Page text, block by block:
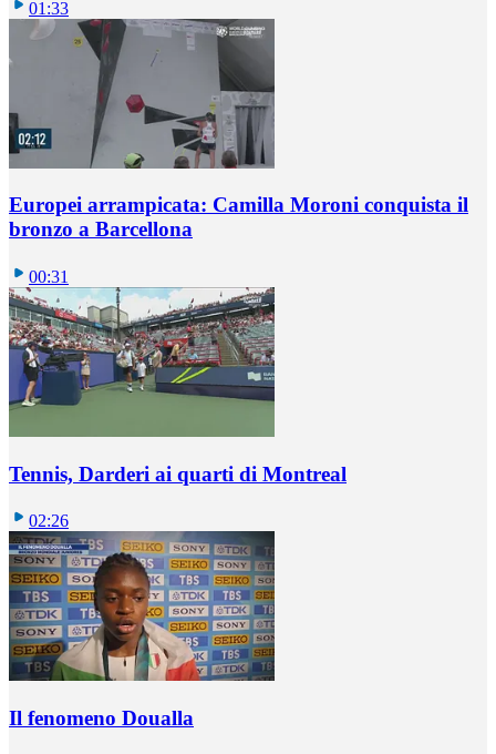
01:33
Europei arrampicata: Camilla Moroni conquista il
bronzo a Barcellona
00:31
Tennis, Darderi ai quarti di Montreal
02:26
Il fenomeno Doualla